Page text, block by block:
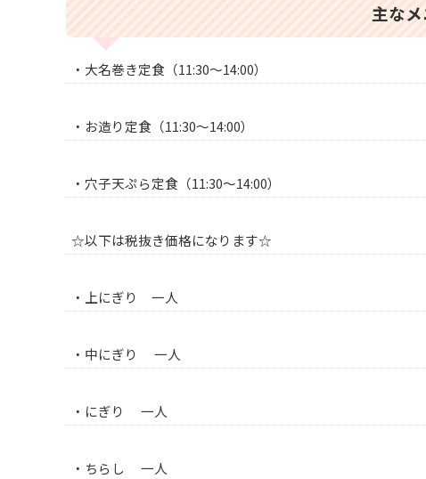
主な
・大名巻き定食（11:30～14:00）
・お造り定食（11:30～14:00）
・穴子天ぷら定食（11:30～14:00）
☆以下は税抜き価格になります☆
・上にぎり 一人
・中にぎり 一人
・にぎり 一人
・ちらし 一人